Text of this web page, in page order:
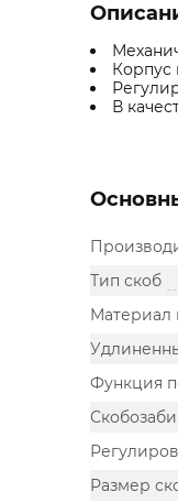
Корпус
В
Тип скоб
Материал
Функция
Размер